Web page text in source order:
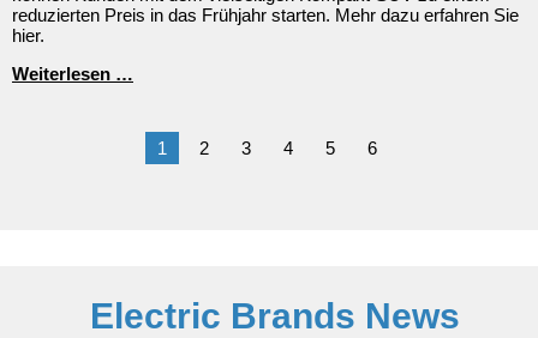
reduzierten Preis in das Frühjahr starten. Mehr dazu erfahren Sie
hier.
Weiterlesen …
ASX
1 2 3 4 5 6
Electric Brands News